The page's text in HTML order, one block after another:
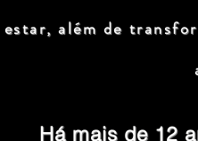
estar, além de
Há mais de 12